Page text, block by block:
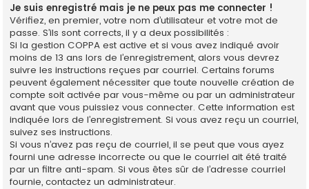
Je suis enregistré mais je ne peux pas me connecter !
Vérifiez, en premier, votre nom d’utilisateur et votre mot de
passe. S’ils sont corrects, il y a deux possibilités :
Si la gestion COPPA est active et si vous avez indiqué avoir
moins de 13 ans lors de l’enregistrement, alors vous devrez
suivre les instructions reçues par courriel. Certains forums
peuvent également nécessiter que toute nouvelle création de
compte soit activée par vous-même ou par un administrateur
avant que vous puissiez vous connecter. Cette information est
indiquée lors de l’enregistrement. Si vous avez reçu un courriel,
suivez ses instructions.
Si vous n’avez pas reçu de courriel, il se peut que vous ayez
fourni une adresse incorrecte ou que le courriel ait été traité
par un filtre anti-spam. Si vous êtes sûr de l’adresse courriel
fournie, contactez un administrateur.